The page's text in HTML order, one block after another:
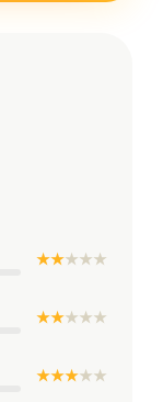
★ ★★★★
★ ★★★★
★ ★ ★★★